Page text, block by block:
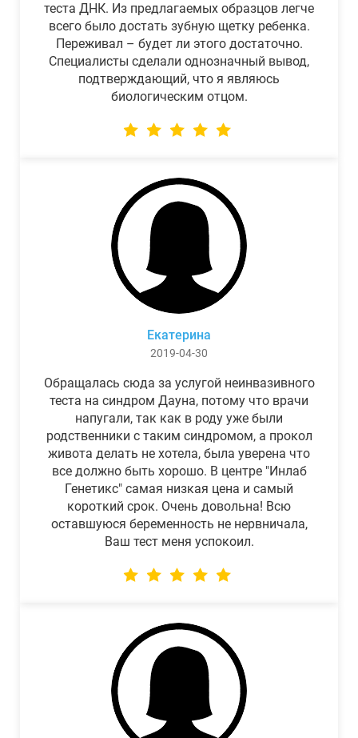
теста ДНК. Из предлагаемых образцов легче
всего было достать зубную щетку ребенка.
Переживал – будет ли этого достаточно.
Специалисты сделали однозначный вывод,
подтверждающий, что я являюсь
биологическим отцом.
Екатерина
2019-04-30
Обращалась сюда за услугой неинвазивного
теста на синдром Дауна, потому что врачи
напугали, так как в роду уже были
родственники с таким синдромом, а прокол
живота делать не хотела, была уверена что
все должно быть хорошо. В центре "Инлаб
Генетикс" самая низкая цена и самый
короткий срок. Очень довольна! Всю
оставшуюся беременность не нервничала,
Ваш тест меня успокоил.